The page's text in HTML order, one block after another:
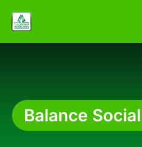
Balance